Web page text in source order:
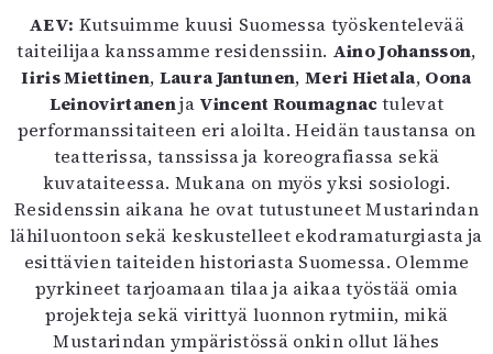
AEV: Kutsuimme kuusi Suomessa työskentelevää
taiteilijaa kanssamme residenssiin. Aino Johansson,
Iiris Miettinen, Laura Jantunen, Meri Hietala, Oona
Leinovirtanenja Vincent Roumagnactulevat
performanssitaiteen eri aloilta. Heidän taustansa on
teatterissa, tanssissa ja koreografiassa sekä
kuvataiteessa. Mukana on myös yksi sosiologi.
Residenssin aikana he ovat tutustuneet Mustarindan
lähiluontoon sekä keskustelleet ekodramaturgiasta ja
esittävien taiteiden historiasta Suomessa. Olemme
pyrkineet tarjoamaan tilaa ja aikaa työstää omia
projekteja sekä virittyä luonnon rytmiin, mikä
Mustarindan ympäristössä onkin ollut lähes